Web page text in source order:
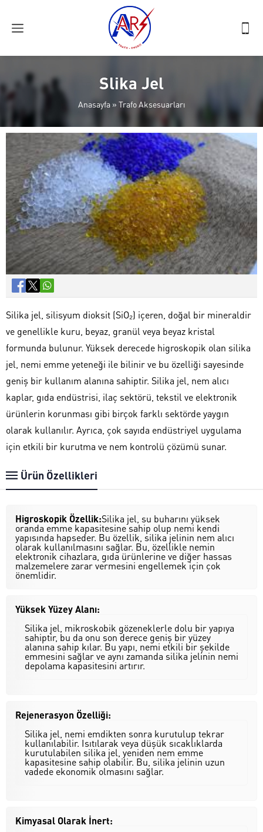
Slika Jel
Anasayfa» Trafo Aksesuarları
Silika jel, silisyum dioksit (SiO₂) içeren, doğal bir mineraldir
ve genellikle kuru, beyaz, granül veya beyaz kristal
formunda bulunur. Yüksek derecede higroskopik olan silika
jel, nemi emme yeteneği ile bilinir ve bu özelliği sayesinde
geniş bir kullanım alanına sahiptir. Silika jel, nem alıcı
kaplar, gıda endüstrisi, ilaç sektörü, tekstil ve elektronik
ürünlerin korunması gibi birçok farklı sektörde yaygın
olarak kullanılır. Ayrıca, çok sayıda endüstriyel uygulama
için etkili bir kurutma ve nem kontrolü çözümü sunar.
Ürün Özellikleri
Higroskopik Özellik:Silika jel, su buharını yüksek
oranda emme kapasitesine sahip olup nemi kendi
yapısında hapseder. Bu özellik, silika jelinin nem alıcı
olarak kullanılmasını sağlar. Bu, özellikle nemin
elektronik cihazlara, gıda ürünlerine ve diğer hassas
malzemelere zarar vermesini engellemek için çok
önemlidir.
Yüksek Yüzey Alanı:
Silika jel, mikroskobik gözeneklerle dolu bir yapıya
sahiptir, bu da onu son derece geniş bir yüzey
alanına sahip kılar. Bu yapı, nemi etkili bir şekilde
emmesini sağlar ve aynı zamanda silika jelinin nemi
depolama kapasitesini artırır.
Rejenerasyon Özelliği:
Silika jel, nemi emdikten sonra kurutulup tekrar
kullanılabilir. Isıtılarak veya düşük sıcaklıklarda
kurutulabilen silika jel, yeniden nem emme
kapasitesine sahip olabilir. Bu, silika jelinin uzun
vadede ekonomik olmasını sağlar.
Kimyasal Olarak İnert: